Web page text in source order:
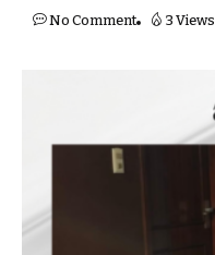
No Comment 3 Views